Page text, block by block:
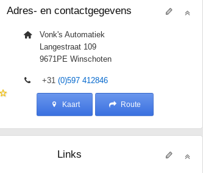
Adres- en contactgegevens
Vonk's Automatiek
Langestraat 109
9671PE Winschoten
+31(0)597 412846
Kaart Route
Links